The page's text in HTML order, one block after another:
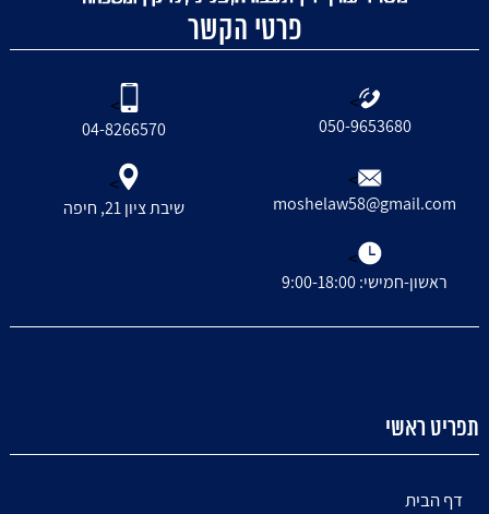
פרטי הקשר
>
050-9653680
>
04-8266570
>
moshelaw58@gmail.com
>
שיבת ציון 21, חיפה
>
ראשון-חמישי: 9:00-18:00
תפריט ראשי
דף הבית